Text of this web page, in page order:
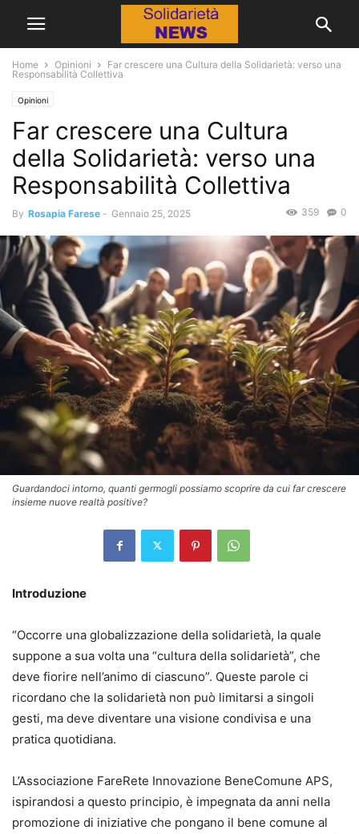
Home Opinioni
Far crescere una Cultura della Solidarietà: verso una
Responsabilità Collettiva
Opinioni
Far crescere una Cultura
della Solidarietà: verso una
Responsabilità Collettiva
By Rosapia Farese - Gennaio 25, 2025 0
359
Guardandoci intorno, quanti germogli possiamo scoprire da cui far crescere
insieme nuove realtà positive?
Introduzione
“Occorre una globalizzazione della solidarietà, la quale
suppone a sua volta una “cultura della solidarietà”, che
deve fiorire nell’animo di ciascuno”. Queste parole ci
ricordano che la solidarietà non può limitarsi a singoli
gesti, ma deve diventare una visione condivisa e una
pratica quotidiana.
L’Associazione FareRete Innovazione BeneComune APS,
ispirandosi a questo principio, è impegnata da anni nella
promozione di iniziative che pongano il bene comune al